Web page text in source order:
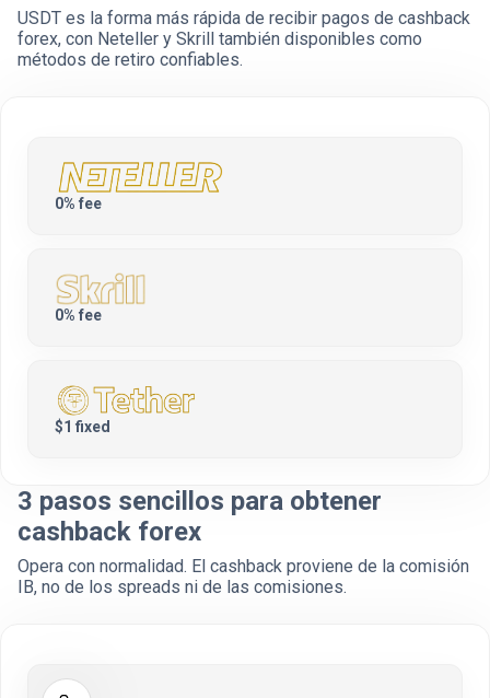
USDT es la forma más rápida de recibir pagos de cashback
forex, con Neteller y Skrill también disponibles como
métodos de retiro confiables.
0% fee
0% fee
$1 fixed
3 pasos sencillos para obtener
cashback forex
Opera con normalidad. El cashback proviene de la comisión
IB, no de los spreads ni de las comisiones.